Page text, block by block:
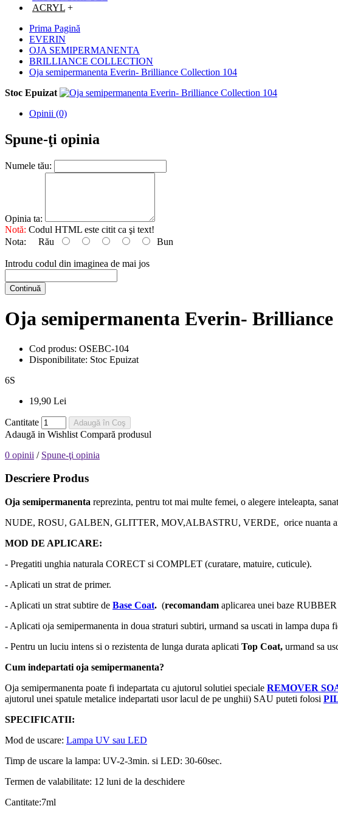
ACRYL +
Prima Pagină
EVERIN
OJA SEMIPERMANENTA
BRILLIANCE COLLECTION
Oja semipermanenta Everin- Brilliance Collection 104
Stoc Epuizat
Opinii (0)
Spune-ţi opinia
Numele tău:
Opinia ta:
Notă: Codul HTML este citit ca şi text!
Nota: Rău Bun
Introdu codul din imaginea de mai jos
Continuă
Oja semipermanenta Everin- Brilliance
Cod produs: OSEBC-104
Disponibilitate: Stoc Epuizat
6S
19,90 Lei
Cantitate Adaugă în Coş
Adaugă in Wishlist Compară produsul
0 opinii / Spune-ţi opinia
Descriere Produs
Oja semipermanenta reprezinta, pentru tot mai multe femei, o alegere inteleapta,
NUDE, ROSU, GALBEN, GLITTER, MOV,ALBASTRU, VERDE, orice nuanta ai
MOD DE APLICARE:
- Pregatiti unghia naturala CORECT si COMPLET (curatare, matuire, cuticule).
- Aplicati un strat de primer.
- Aplicati un strat subtire de Base Coat. (recomandam aplicarea unei baze
- Aplicati oja semipermanenta in doua straturi subtiri, urmand sa uscati in lampa dupa
- Pentru un luciu intens si o rezistenta de lunga durata aplicati Top Coat, urmand sa
Cum indepartati oja semipermanenta?
Oja semipermanenta poate fi indepartata cu ajutorul solutiei speciale REMOVER
ajutorul unei spatule metalice indepartati usor lacul de pe unghii) SAU puteti folosi
SPECIFICATII:
Mod de uscare: Lampa UV sau LED
Timp de uscare la lampa: UV-2-3min. si LED: 30-60sec.
Termen de valabilitate: 12 luni de la deschidere
Cantitate:7ml